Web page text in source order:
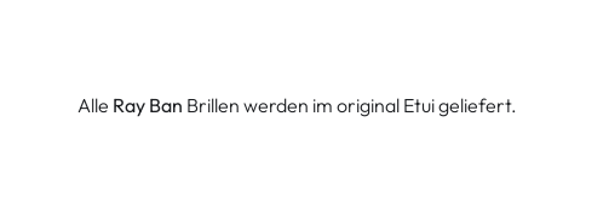
Alle Ray Ban Brillen werden im original Etui geliefert.